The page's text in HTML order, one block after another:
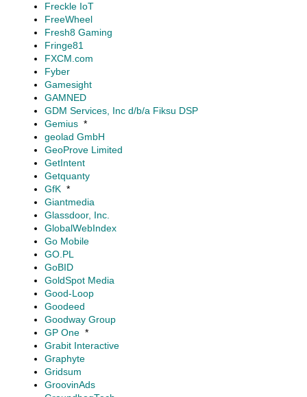
Freckle IoT
FreeWheel
Fresh8 Gaming
Fringe81
FXCM.com
Fyber
Gamesight
GAMNED
GDM Services, Inc d/b/a Fiksu DSP
Gemius *
geolad GmbH
GeoProve Limited
GetIntent
Getquanty
GfK *
Giantmedia
Glassdoor, Inc.
GlobalWebIndex
Go Mobile
GO.PL
GoBID
GoldSpot Media
Good-Loop
Goodeed
Goodway Group
GP One *
Grabit Interactive
Graphyte
Gridsum
GroovinAds